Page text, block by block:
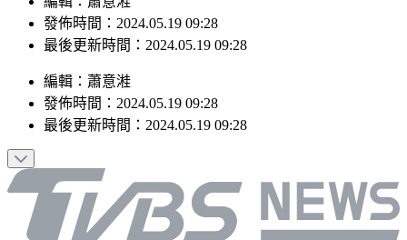
最後更新時間：2024.05.19 09:28
發佈時間：2024.05.19 09:28
最後更新時間：2024.05.19 09:28